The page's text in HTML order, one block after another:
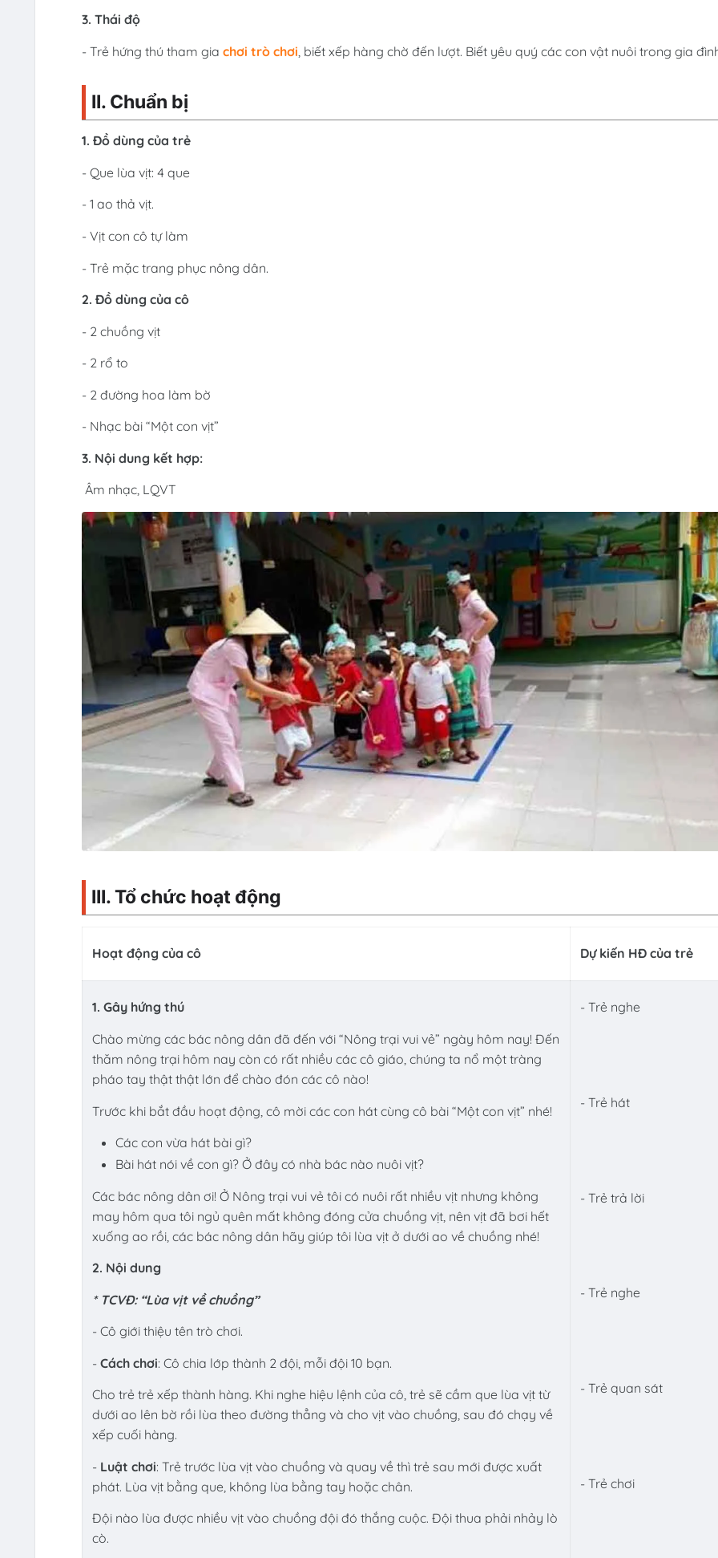
3. Thái độ
- Trẻ hứng thú tham gia chơi trò chơi , biết xếp hàng chờ đến lượt. Biết yêu quý các con vật nuôi trong gia
II. Chuẩn bị
1. Đồ dùng của trẻ
- Que lùa vịt: 4 que
- 1 ao thả vịt.
- Vịt con cô tự làm
- Trẻ mặc trang phục nông dân.
2. Đồ dùng của cô
- 2 chuồng vịt
- 2 rổ to
- 2 đường hoa làm bờ
- Nhạc bài “Một con vịt”
3. Nội dung kết hợp:
Âm nhạc, LQVT
III. Tổ chức hoạt động
Hoạt động của cô Dự kiến HĐ của trẻ
1. Gây hứng thú
Chào mừng các bác nông dân đã đến với “Nông trại vui vẻ” ngày hôm nay! Đến
thăm nông trại hôm nay còn có rất nhiều các cô giáo, chúng ta nổ một tràng
pháo tay thật thật lớn để chào đón các cô nào!
Trước khi bắt đầu hoạt động, cô mời các con hát cùng cô bài “Một con vịt” nhé!
Các con vừa hát bài gì?
Bài hát nói về con gì? Ở đây có nhà bác nào nuôi vịt?
Các bác nông dân ơi! Ở Nông trại vui vẻ tôi có nuôi rất nhiều vịt nhưng không
may hôm qua tôi ngủ quên mất không đóng cửa chuồng vịt, nên vịt đã bơi hết
xuống ao rồi, các bác nông dân hãy giúp tôi lùa vịt ở dưới ao về chuồng nhé!
2. Nội dung
* TCVĐ: “Lùa vịt về chuồng”
- Cô giới thiệu tên trò chơi.
- Cách chơi: Cô chia lớp thành 2 đội, mỗi đội 10 bạn.
Cho trẻ trẻ xếp thành hàng. Khi nghe hiệu lệnh của cô, trẻ sẽ cầm que lùa vịt từ
dưới ao lên bờ rồi lùa theo đường thẳng và cho vịt vào chuồng, sau đó chạy về
xếp cuối hàng.
- Luật chơi: Trẻ trước lùa vịt vào chuồng và quay về thì trẻ sau mới được xuất
phát. Lùa vịt bằng que, không lùa bằng tay hoặc chân.
Đội nào lùa được nhiều vịt vào chuồng đội đó thắng cuộc. Đội thua phải nhảy lò
cò.
- Trẻ nghe
- Trẻ hát
- Trẻ trả lời
- Trẻ nghe
- Trẻ quan sát
- Trẻ chơi